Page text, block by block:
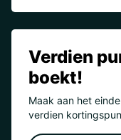
Verdien
boekt!
Maak aan het
verdien